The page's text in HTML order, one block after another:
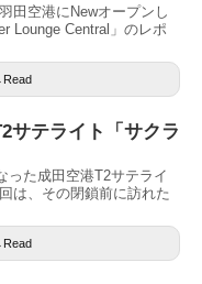
田空港にNewオープンし
Lounge Central」のレポ
サテライト「サクラ
った成田空港T2サテライ
は、その閉鎖前に訪れた